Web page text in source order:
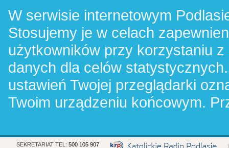
W serwisie internetowym
Stosujemy je w celach
użytkowników przy korzystaniu
danych dla celów
ustawień Twojej przeglądarki
Twoim urządzeniu końcowym.
SEKRETARIAT TEL: 500 105 907